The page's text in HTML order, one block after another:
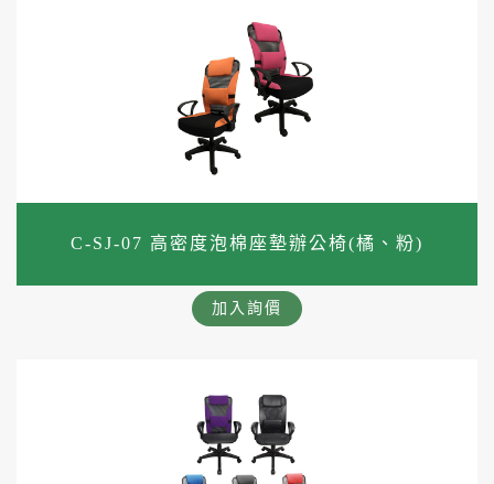
C-SJ-07 高密度泡棉座墊辦公椅(橘、粉)
加入詢價